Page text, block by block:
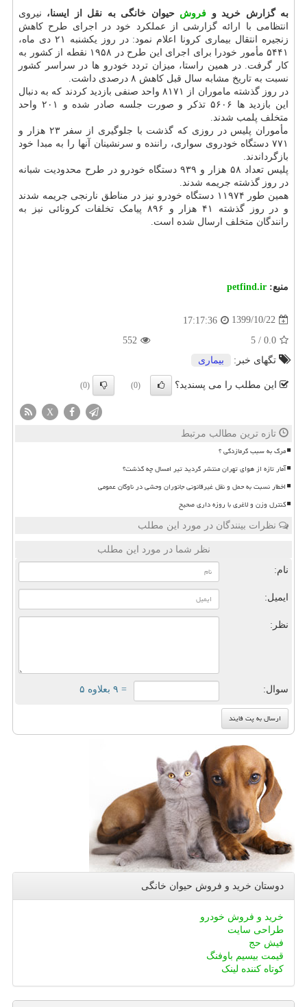
به گزارش خرید و فروش حیوان خانگی به نقل از ایسنا، نیروی
انتظامی با ارائه گزارشی از عملکرد خود در اجرای طرح کاهش
زنجیره انتقال بیماری کرونا اعلام نمود: در روز یکشنبه ۲۱ دی ماه،
۵۴۴۱ مأمور خودرا برای اجرای این طرح در ۱۹۵۸ نقطه از کشور به
کار گرفت. در همین راستا، میزان تردد خودرو ها در سراسر کشور
نسبت به تاریخ مشابه سال قبل کاهش ۸ درصدی داشت.
در روز گذشته ماموران از ۸۱۷۱ واحد صنفی بازدید کردند که به دنبال
این بازدید ها ۵۶۰۶ تذکر و صورت جلسه صادر شده و ۲۰۱ واحد
متخلف پلمب شدند.
مأموران پلیس در روزی که گذشت با جلوگیری از سفر ۲۳ هزار و
۷۷۱ دستگاه خودروی سواری، راننده و سرنشینان آنها را به مبدا خود
بازگرداندند.
پلیس تعداد ۵۸ هزار و ۹۳۹ دستگاه خودرو در طرح محدودیت شبانه
در روز گذشته جریمه شدند.
همین طور ۱۱۹۷۴ دستگاه خودرو نیز در مناطق نارنجی جریمه شدند
و در روز گذشته ۴۱ هزار و ۸۹۶ پیامک تخلفات کرونائی نیز به
رانندگان متخلف ارسال شده است.
منبع: petfind.ir
1399/10/22
17:17:36
0.0
/
5
552
تگهای خبر:
بیماری
این مطلب را می پسندید؟ (0)
(0)
X
تازه ترین مطالب مرتبط
مرگ به سبب گرمازدگی ؟
آمار تازه از هوای تهران منتشر گردید تیر امسال چه گذشت؟
اخطار نسبت به حمل و نقل غیرقانونی جانوران وحشی در ناوگان عمومی
کنترل وزن و لاغری با روزه داری صحیح
نظرات بینندگان در مورد این مطلب
نظر شما در مورد این مطلب
نام:
ایمیل:
نظر:
سوال: = ۹ بعلاوه ۵
دوستان خرید و فروش حیوان خانگی
خرید و فروش خودرو
طراحی سایت
فیش حج
قیمت بیسیم باوفنگ
کوتاه کننده لینک